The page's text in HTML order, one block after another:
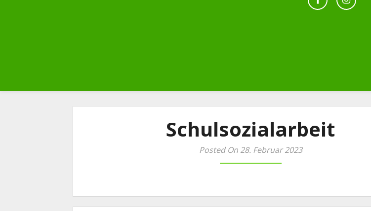
Schulsozialarbeit
Posted On 28. Februar 2023